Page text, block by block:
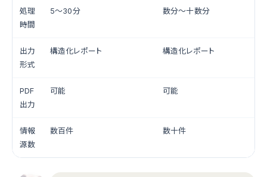
処理
時間
5〜30分 数分〜十数分
出力
形式
構造化レポート 構造化レポート
PDF
出力
可能 可能
情報
源数
数百件 数十件